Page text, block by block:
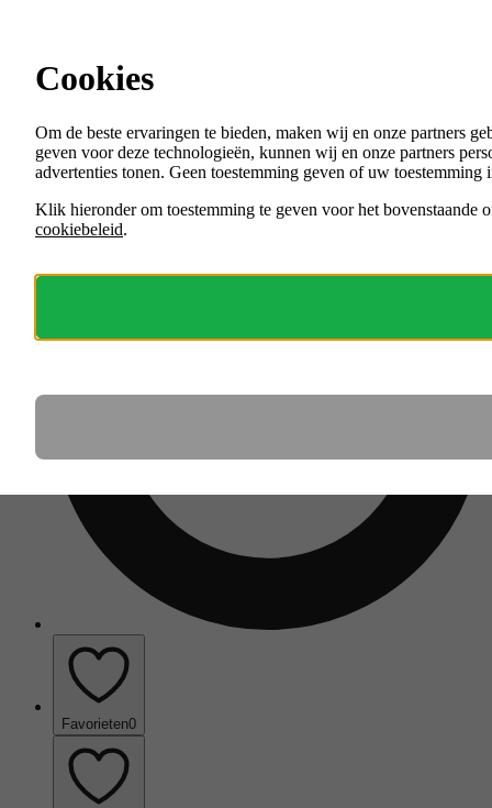
Menu
VACATURES
ORGANISATIES
Favorieten0
Cookies
Om de beste ervaringen te bieden, maken wij en onze partners
geven voor deze technologieën, kunnen wij en onze partners
advertenties tonen. Geen toestemming geven of uw
Klik hieronder om toestemming te geven voor het bovenstaande
cookiebeleid.